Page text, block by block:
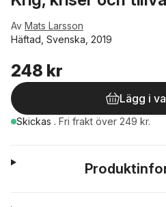
Av Mats Larsson
Häftad, Svenska, 2019
248 kr
Lägg i
Skickas . Fri frakt över 249 kr.